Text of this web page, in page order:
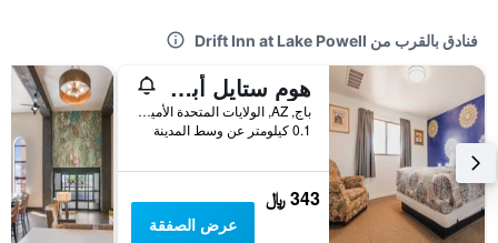
فنادق بالقرب من Drift Inn at Lake Powell
هوم ستايل أبارتمنتس - 1 ند 3 بد روم ويتس ويذ فول كيتشين
باج, AZ, الولايات المتحدة الأميريكية
0.1 كيلومتر عن وسط المدينة
343 ﷼
عرض الصفقة